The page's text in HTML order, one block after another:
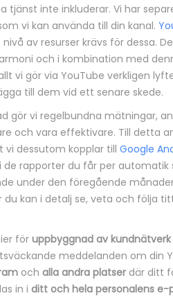
tjänst inte inkluderar. Vi har
vi kan använda till din kanal.
av resurser krävs för dessa.
och i kombination med
vi gör via YouTube verkligen
till dem vid ett senare skede.
gör vi regelbundna mätningar,
och vara effektivare. Till detta
vi dessutom kopplar till Google
rapporter du får per automatik
under den föregående
kan i detalj se, veta och följa
för uppbyggnad av
meddelanden om din
och alla andra platser där ditt
in i ditt och hela personalens e-